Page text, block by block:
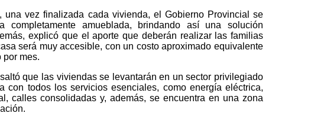
una vez finalizada cada vivienda, el Gobierno Provincial se
completamente amueblada, brindando así una solución
explicó que el aporte que deberán realizar las familias
será muy accesible, con un costo aproximado equivalente
por mes.
que las viviendas se levantarán en un sector privilegiado
con todos los servicios esenciales, como energía eléctrica,
calles consolidadas y, además, se encuentra en una zona